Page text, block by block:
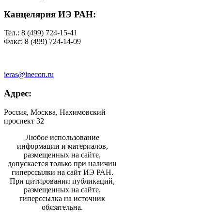
Канцелярия ИЭ РАН:
Тел.: 8 (499) 724-15-41
Факс: 8 (499) 724-14-09
ieras@inecon.ru
Адрес:
Россия, Москва, Нахимовский
проспект 32
Любое использование
информации и материалов,
размещенных на сайте,
допускается только при наличии
гиперссылки на сайт ИЭ РАН.
При цитировании публикаций,
размещенных на сайте,
гиперссылка на источник
обязательна.